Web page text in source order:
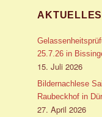
AKTUELLES
25.7.26 in
15. Juli 2026
Bildernachlese
Raubeckhof in
27. April 2026